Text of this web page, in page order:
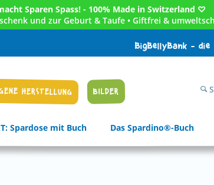
Sparen Spass! - 100% Made in Switzerland ♡
und zur Geburt & Taufe • Giftfrei &
BigBellyBank -
HERSTELLUNG BILDER
Spardose mit Buch Das Spardino®-Buch